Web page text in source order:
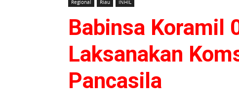
Regional Riau INHIL
Babinsa Koramil
Laksanakan
Pancasila